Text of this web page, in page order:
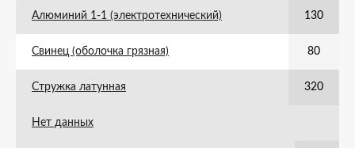
Алюминий 1-1 (электротехнический) 130
Свинец (оболочка грязная) 80
Стружка латунная 320
Нет данных